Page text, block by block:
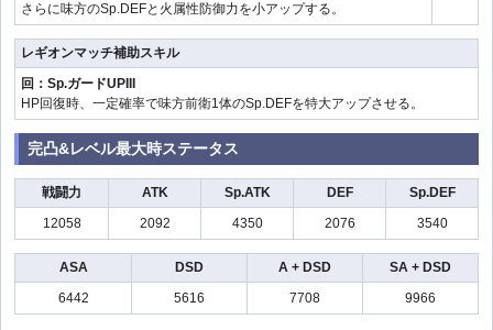
さらに味方のSp.DEFと火属性防御力を小アップする。
レギオンマッチ補助スキル
回：Sp.ガードUPIII
HP回復時、一定確率で味方前衛1体のSp.DEFを特大アップさせる。
完凸&レベル最大時ステータス
戦闘力 ATK Sp.ATK DEF
Sp.DEF
12058
2092 4350 2076 3540
ASA DSD A + DSD
SA + DSD
6442
5616 7708 9966